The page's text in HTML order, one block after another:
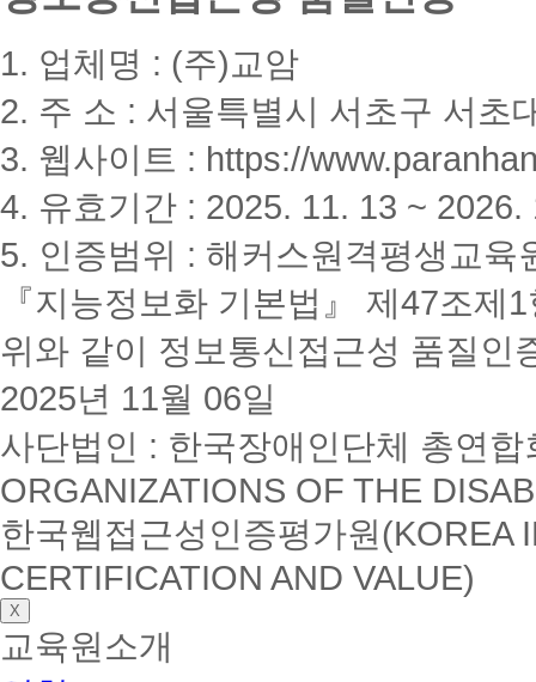
1. 업체명 : (주)교암
2. 주 소 : 서울특별시 서초구 서초
3. 웹사이트 : https://
4. 유효기간 : 2025. 11. 13 ~ 2026.
5. 인증범위 : 해커스원격평생교육
『지능정보화 기본법』 제47조
위와 같이 정보통신접근성 품질인
2025년 11월 06일
사단법인 : 한국장애인단체 총연
ORGANIZATIONS OF THE
한국웹접근성인증평가원(KOREA
CERTIFICATION AND VALUE)
X
교육원소개